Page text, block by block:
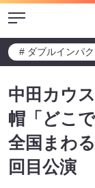
Menu
# ダブルインパ
中田カウ
帽「どこ
全国まわ
回目公演